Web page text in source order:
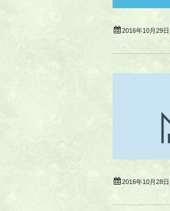
2016年10月29日
2016年10月28日